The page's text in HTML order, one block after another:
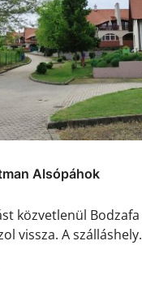
Alsópáhok
közvetlenül
vissza. A